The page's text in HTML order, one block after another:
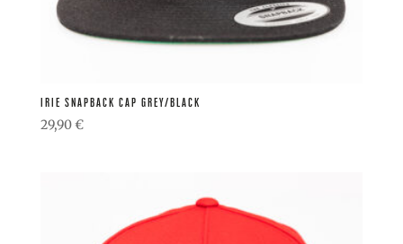
IRIE SNAPBACK CAP GREY/BLACK
29,90€